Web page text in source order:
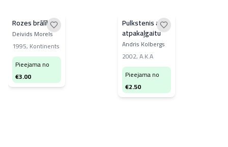
Rozes brālība
Deivids Morels
1995, Kontinents
Pieejama no
€3.00
Pulkstenis ar
atpakaļgaitu
Andris Kolbergs
2002,A.K.A
Pieejama no
€2.50